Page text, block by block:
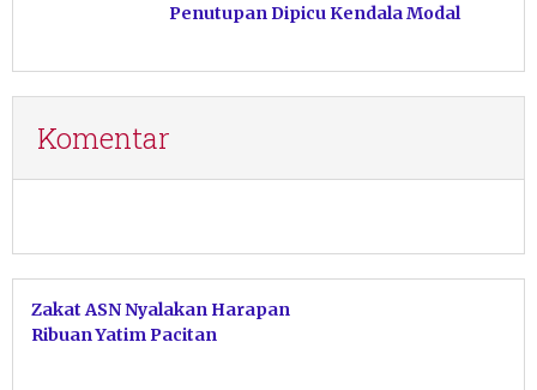
Penutupan Dipicu Kendala Modal
Komentar
Zakat ASN Nyalakan Harapan
Ribuan Yatim Pacitan